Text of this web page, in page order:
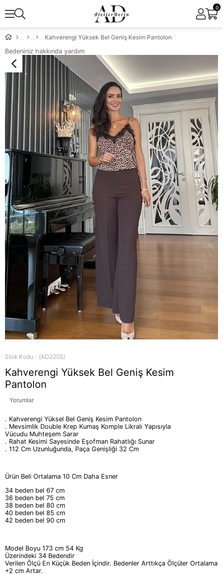
0
Kahverengi Yüksek Bel Geniş Kesim Pantolon
Bedeniniz hakkında yardım
Stok Kodu (AD2205)
Kahverengi Yüksek Bel Geniş Kesim
Pantolon
Yorumlar
. Kahverengi Yüksel Bel Geniş Kesim Pantolon
. Mevsimlik Double Krep Kumaş Komple Likralı Yapısıyla
Vücudu Muhteşem Sarar
. Rahat Kesimi Sayesinde Eşofman Rahatlığı Sunar
. 112 Cm Uzunluğunda, Paça Genişliği 32 Cm
Ürün Beli Ortalama 10 Cm Daha Esner
34 beden bel 67 cm
36 beden bel 75 cm
38 beden bel 80 cm
40 beden bel 85 cm
42 beden bel 90 cm
Model Boyu 173 cm 54 Kg
Üzerindeki 34 Bedendir
Verilen Ölçü En Küçük Beden İçindir. Bedenler Arttıkça Ölçüler Ortalama
+2 cm Artar.